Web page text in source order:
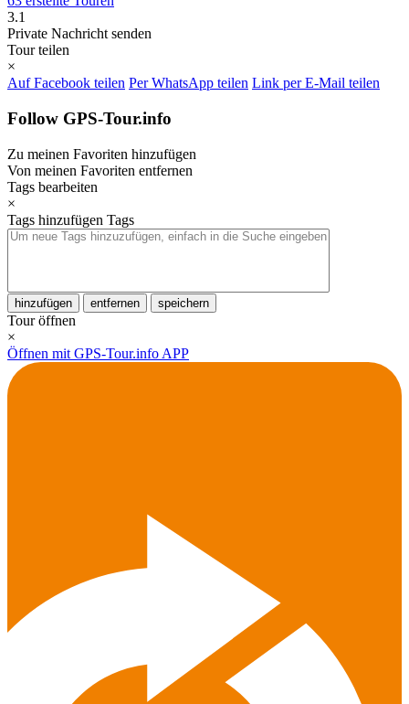
3.1
Private Nachricht senden
Tour teilen
×
Auf Facebook teilen Per WhatsApp teilen Link per E-Mail teilen
Follow GPS-Tour.info
Zu meinen Favoriten hinzufügen
Von meinen Favoriten entfernen
Tags bearbeiten
×
Tags hinzufügen Tags
hinzufügen entfernen speichern
Tour öffnen
×
Öffnen mit GPS-Tour.info APP